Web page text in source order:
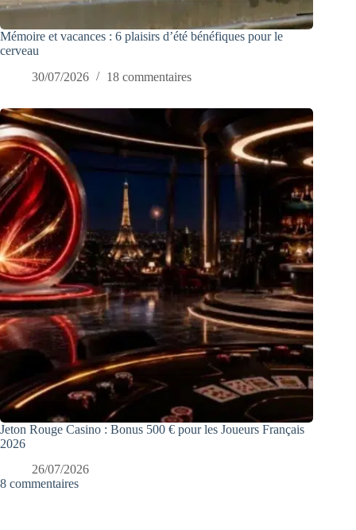
Mémoire et vacances : 6 plaisirs d’été bénéfiques pour le
cerveau
30/07/2026
18 commentaires
Jeton Rouge Casino : Bonus 500 € pour les Joueurs Français
2026
26/07/2026
8 commentaires